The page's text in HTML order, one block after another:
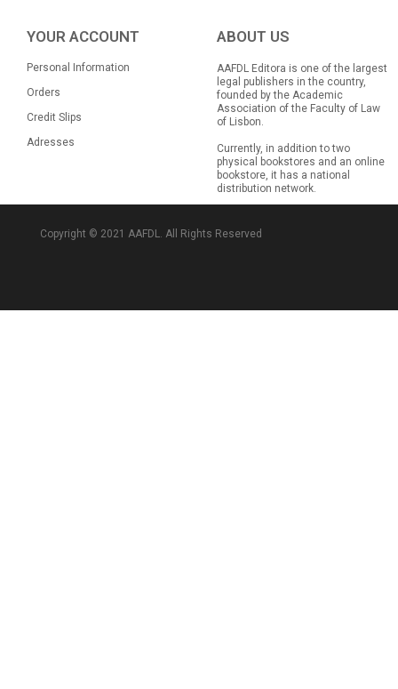
YOUR ACCOUNT
Personal Information
Orders
Credit Slips
Adresses
ABOUT US
AAFDL Editora is one of the largest
legal publishers in the country,
founded by the Academic
Association of the Faculty of Law
of Lisbon.
Currently, in addition to two
physical bookstores and an online
bookstore, it has a national
distribution network.
Copyright © 2021 AAFDL. All Rights Reserved